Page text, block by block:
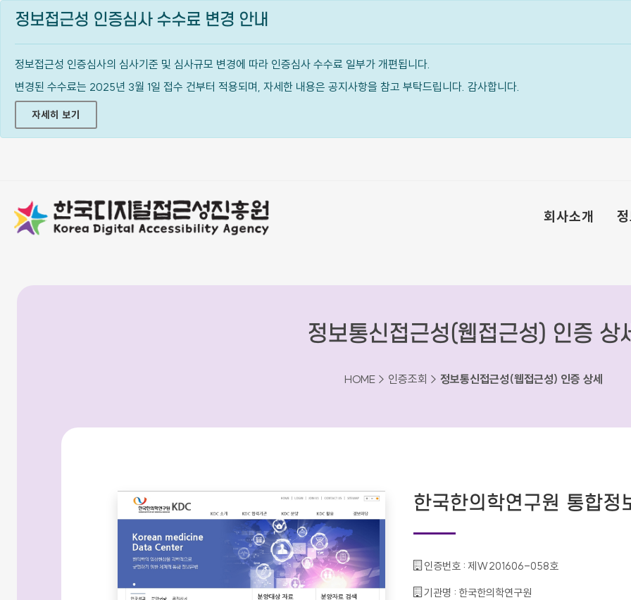
정보접근성 인증심사 수수료 변경 안내
정보접근성 인증심사의 심사기준 및 심사규모 변경에 따라 인증심사 수수료 일부가 개편됩니다.
변경된 수수료는 2025년 3월 1일 접수 건부터 적용되며, 자세한 내용은 공지사항을 참고 부탁드립니다. 감사합니다.
자세히 보기
회사소개
정보통신접근성(웹접근성) 인증 상세
HOME > 인증조회 > 정보통신접근성(웹접근성) 인증 상세
한국한의학연구원 통합정
인증번호 :제W201606-058호
기관명 : 한국한의학연구원